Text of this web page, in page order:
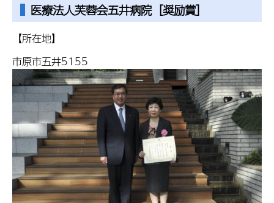
医療法人芙蓉会五井病院［奨励賞］
【所在地】
市原市五井5155